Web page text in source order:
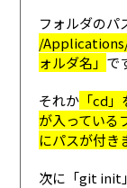
フォルダのパ
/
ォルダ名」 で
それか 「cd
が入っている
にパスが付き
次に「git init